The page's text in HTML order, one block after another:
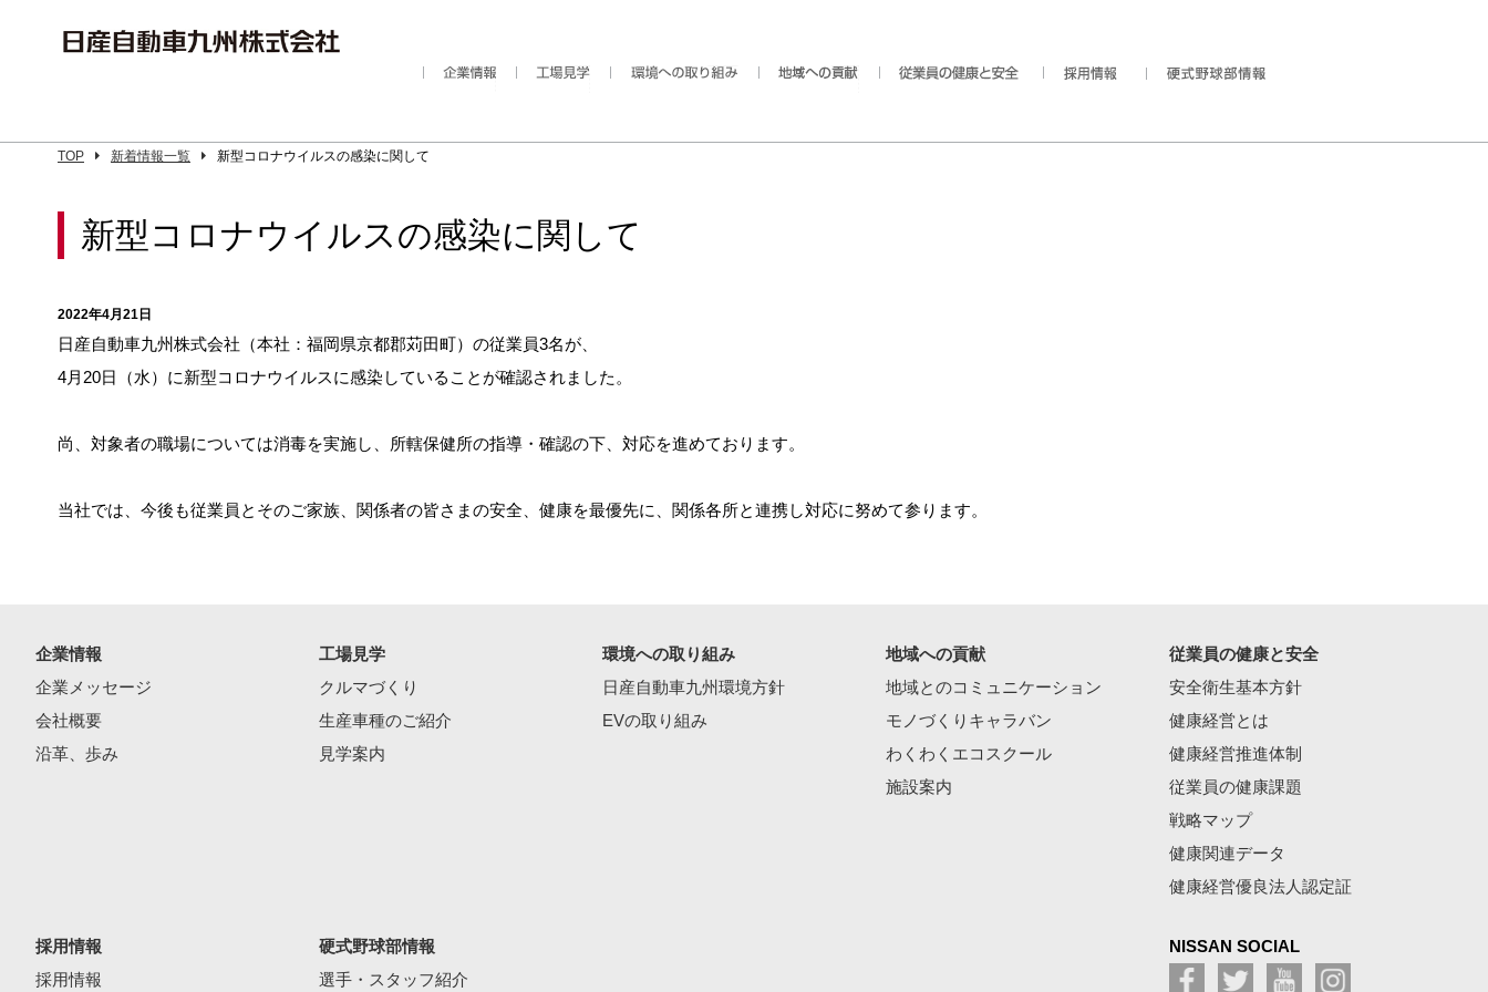
TOP 新着情報一覧 新型コロナウイルスの感染に関して
新型コロナウイルスの感染に関して
2022年4月21日
日産自動車九州株式会社（本社：福岡県京都郡苅田町）の従業員3名が、
4月20日（水）に新型コロナウイルスに感染していることが確認されました。
尚、対象者の職場については消毒を実施し、所轄保健所の指導・確認の下、対応を進めております。
当社では、今後も従業員とそのご家族、関係者の皆さまの安全、健康を最優先に、関係各所と連携し対応に努めて参ります。
企業情報
企業メッセージ
会社概要
沿革、歩み
工場見学
クルマづくり
生産車種のご紹介
見学案内
環境への取り組み
日産自動車九州環境方針
EVの取り組み
地域への貢献
地域とのコミュニケーション
モノづくりキャラバン
わくわくエコスクール
施設案内
従業員の健康と安全
安全衛生基本方針
健康経営とは
健康経営推進体制
従業員の健康課題
戦略マップ
健康関連データ
健康経営優良法人認定証
採用情報
採用情報
硬式野球部情報
選手・スタッフ紹介
NISSAN SOCIAL